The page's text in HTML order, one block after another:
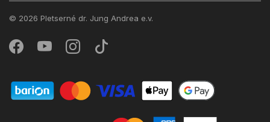
© 2026 Pletserné dr. Jung Andrea e.v.